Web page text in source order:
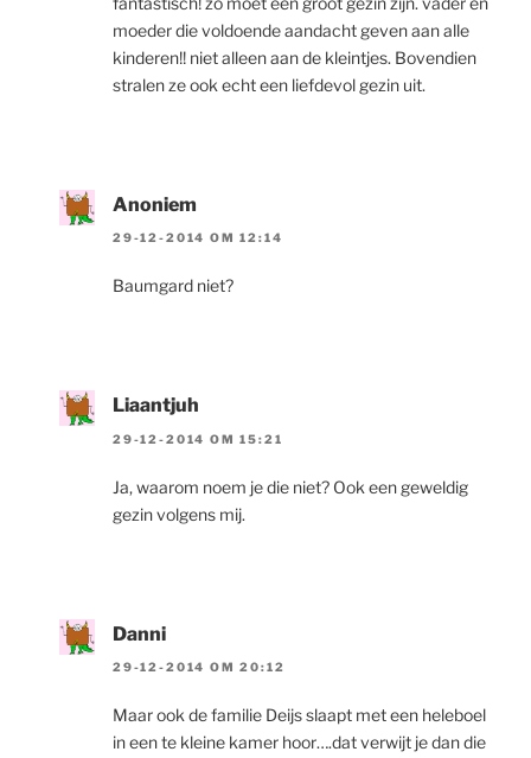
moeder die voldoende aandacht geven aan alle
kinderen!! niet alleen aan de kleintjes. Bovendien
stralen ze ook echt een liefdevol gezin uit.
Anoniem
29-12-2014 OM 12:14
Baumgard niet?
Liaantjuh
29-12-2014 OM 15:21
Ja, waarom noem je die niet? Ook een geweldig
gezin volgens mij.
Danni
29-12-2014 OM 20:12
Maar ook de familie Deijs slaapt met een heleboel
in een te kleine kamer hoor….dat verwijt je dan die